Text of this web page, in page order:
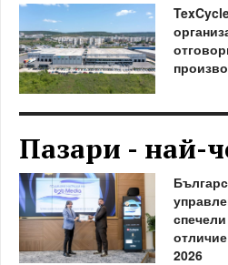
Пазари - най-
2026